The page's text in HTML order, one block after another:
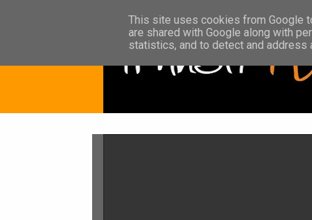
This site uses cookies from Google
are shared with Google along with
statistics, and to detect and address